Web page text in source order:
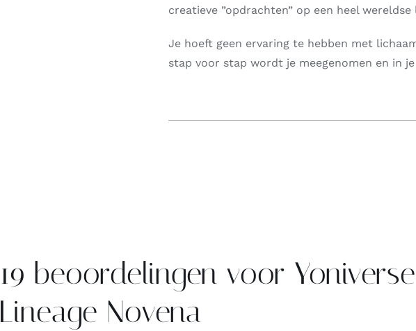
creatieve ”opdrachten” op een heel wereldse
Je hoeft geen ervaring te hebben met
stap voor stap wordt je meegenomen en in
19 beoordelingen voor
Lineage Novena